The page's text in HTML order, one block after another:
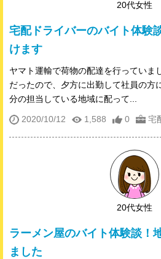
20代女性
宅配ドライバーのバイト体験
けます
ヤマト運輸で荷物の配達を行っていま
だったので、夕方に出勤して社員の方
分の担当している地域に配って...
2020/10/12 1,588 0 宅
20代女性
ラーメン屋のバイト体験談！
ました